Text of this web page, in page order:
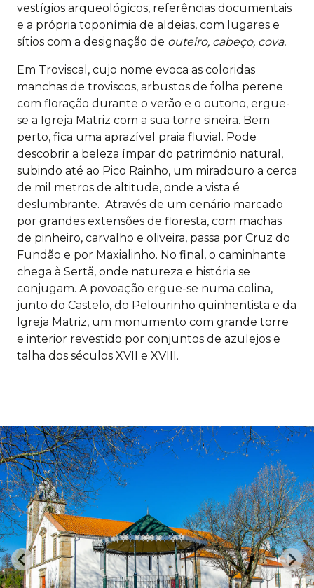
vestígios arqueológicos, referências documentais
e a própria toponímia de aldeias, com lugares e
sítios com a designação de outeiro, cabeço, cova.
Em Troviscal, cujo nome evoca as coloridas
manchas de troviscos, arbustos de folha perene
com floração durante o verão e o outono, ergue-
se a Igreja Matriz com a sua torre sineira. Bem
perto, fica uma aprazível praia fluvial. Pode
descobrir a beleza ímpar do património natural,
subindo até ao Pico Rainho, um miradouro a cerca
de mil metros de altitude, onde a vista é
deslumbrante. Através de um cenário marcado
por grandes extensões de floresta, com machas
de pinheiro, carvalho e oliveira, passa por Cruz do
Fundão e por Maxialinho. No final, o caminhante
chega à Sertã, onde natureza e história se
conjugam. A povoação ergue-se numa colina,
junto do Castelo, do Pelourinho quinhentista e da
Igreja Matriz, um monumento com grande torre
e interior revestido por conjuntos de azulejos e
talha dos séculos XVII e XVIII.